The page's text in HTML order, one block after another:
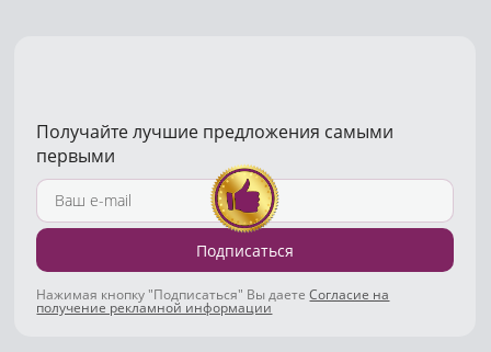
Получайте лучшие предложения самыми
первыми
Подписаться
Нажимая кнопку "Подписаться" Вы даетеСогласие на
получение рекламной информации